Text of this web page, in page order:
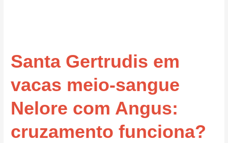
Santa Gertrudis em
vacas meio-sangue
Nelore com Angus:
cruzamento funciona?
em
vacas
sangue
Nelore
com
cruzamento